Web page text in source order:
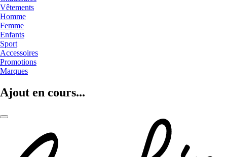
Vêtements
Homme
Femme
Enfants
Sport
Accessoires
Promotions
Marques
Ajout en cours...